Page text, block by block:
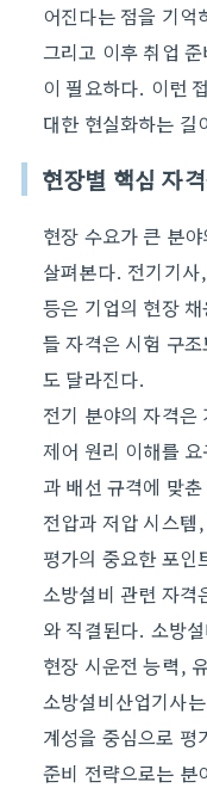
어진다는 점을 기
그리고 이후 취업
이 필요하다. 이런
대한 현실화하는 길
현장별 핵심 자
현장 수요가 큰 분
살펴본다. 전기기
등은 기업의 현장
들 자격은 시험 구
도 달라진다.
전기 분야의 자격은
제어 원리 이해를
과 배선 규격에 맞
전압과 저압 시스
평가의 중요한 포인
소방설비 관련 자격
와 직결된다. 소방
현장 시운전 능력,
소방설비산업기사
계성을 중심으로 평
준비 전략으로는 분